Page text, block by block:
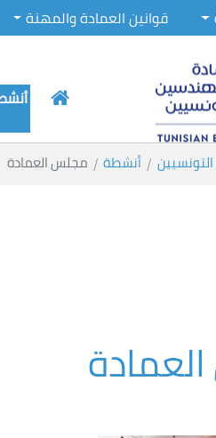
قوانين العمادة والمهنة
أنشطة مجلس العمادة